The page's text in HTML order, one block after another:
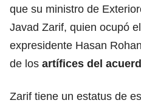
que su ministro de
Javad Zarif, quien ocupó
expresidente Hasan
de los artífices del
Zarif tiene un estatus de